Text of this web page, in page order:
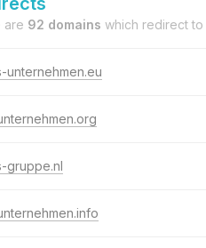
are 92 domains which redirect to
unternehmen.eu
gruppe.nl